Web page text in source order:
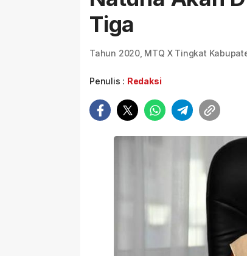
Tiga
Tahun 2020, MTQ X Tingkat
Penulis : Redaksi